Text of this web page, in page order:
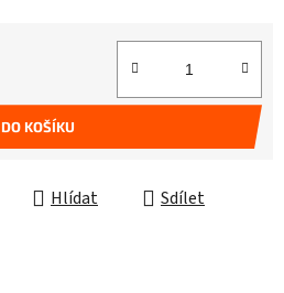
DO KOŠÍKU
Hlídat Sdílet